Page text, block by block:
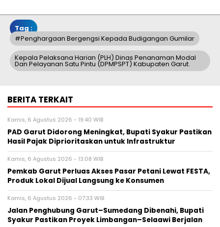
Tag :
#penghargaan Bergengsi Kepada Budigangan Gumilar
Kepala Pelaksana Harian (PLH) Dinas Penanaman Modal
Dan Pelayanan Satu Pintu (DPMPSPT) Kabupaten Garut.
BERITA TERKAIT
Kamis, 6 Agustus 2026 - 19:40 WIB
PAD Garut Didorong Meningkat, Bupati Syakur Pastikan
Hasil Pajak Diprioritaskan untuk Infrastruktur
Kamis, 6 Agustus 2026 - 13:08 WIB
Pemkab Garut Perluas Akses Pasar Petani Lewat FESTA,
Produk Lokal Dijual Langsung ke Konsumen
Kamis, 6 Agustus 2026 - 07:33 WIB
Jalan Penghubung Garut–Sumedang Dibenahi, Bupati
Syakur Pastikan Proyek Limbangan–Selaawi Berjalan